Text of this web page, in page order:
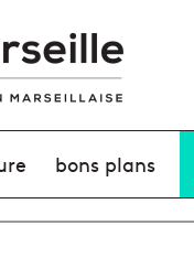
bons plans